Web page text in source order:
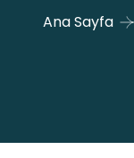
Ana Sayfa